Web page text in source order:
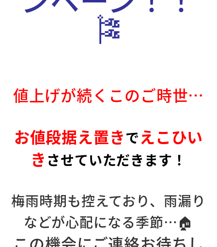
🎏
値上げが続くこのご時世…
お値段据え置きでえこひい
き させていただきます！
梅雨時期も控えており、雨漏り
などが心配になる季節…🏠